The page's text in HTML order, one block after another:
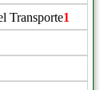
Transporte1